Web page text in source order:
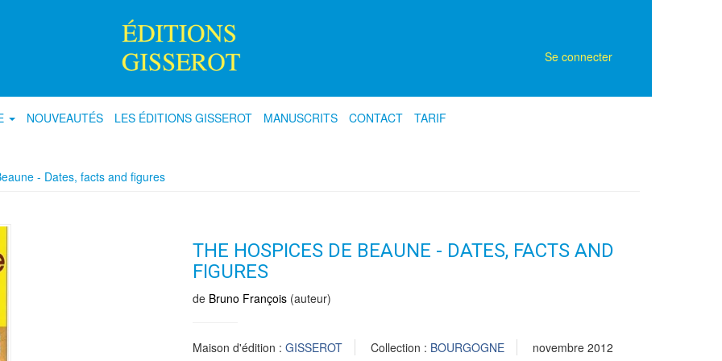
Se connecter
NOUVEAUTÉS LES ÉDITIONS GISSEROT MANUSCRITS CONTACT TARIF
- Dates, facts and figures
THE HOSPICES DE BEAUNE - DATES, FACTS AND
FIGURES
de Bruno François (auteur)
Maison d'édition : GISSEROT Collection : BOURGOGNE novembre 2012